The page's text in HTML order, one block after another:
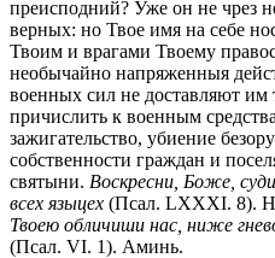
преисподний? Уже он не чрез
верных: но Твое имя на себе
Твоим и врагами Твоему
необычайно напряженныя
военных сил не доставляют
причислить к военным
зажигательство, убиение
собственности граждан и
святыни. Воскресни, Боже,
всех языцех (Псал. LXXXI. 8).
Твоею обличиши нас, ниже
(Псал. VI. 1). Аминь.